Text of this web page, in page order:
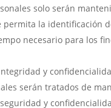
solo serán
permita la identificación
necesario para los
y
serán tratados de
y